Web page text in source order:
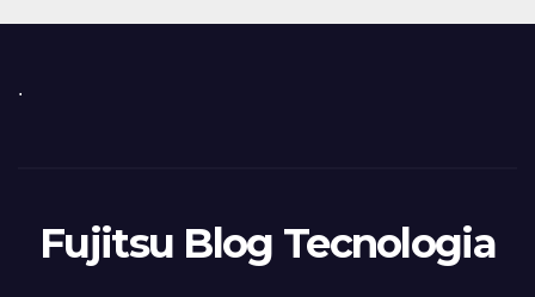
.
Fujitsu Blog Tecnologia